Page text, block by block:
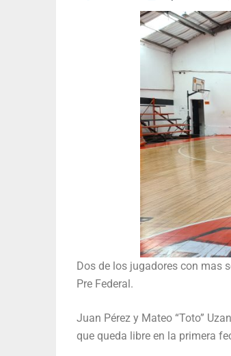
Dos de los jugadores con mas
Pre Federal.
Juan Pérez y Mateo “Toto”
que queda libre en la primera